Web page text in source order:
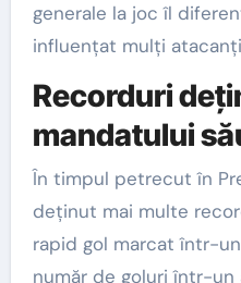
generale la joc îl
influențat mulți
Recorduri
mandatului
În timpul petrecut în
deținut mai multe
rapid gol marcat într-
număr de goluri într-